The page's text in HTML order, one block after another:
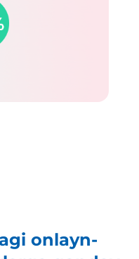
onlayn-